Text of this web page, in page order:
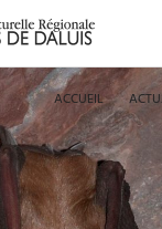
ACCUEIL